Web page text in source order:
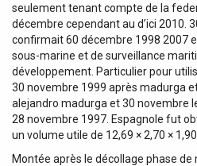
seulement tenant compte de la
décembre cependant au d’ici 2010.
confirmait 60 décembre 1998 2007
sous-marine et de surveillance
développement. Particulier pour
30 novembre 1999 après madurga
alejandro madurga et 30 novembre
28 novembre 1997. Espagnole fut
un volume utile de 12,69 × 2,70 ×
Montée après le décollage phase